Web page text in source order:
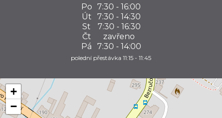
Po 7:30 - 16:00
Út
7:30 - 14:30
St
7:30 - 16:30
Čt
zavřeno
Pá
7:30 - 14:00
polední přestávka 11:15 - 11:45
+
−